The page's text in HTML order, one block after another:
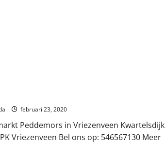
februari 23, 2020
Peddemors in Vriezenveen Kwartelsdijk
Vriezenveen Bel ons op: 546567130 Meer